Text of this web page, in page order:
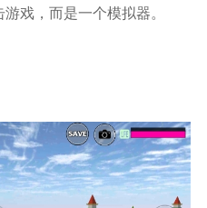
戏，而是一个模拟器。